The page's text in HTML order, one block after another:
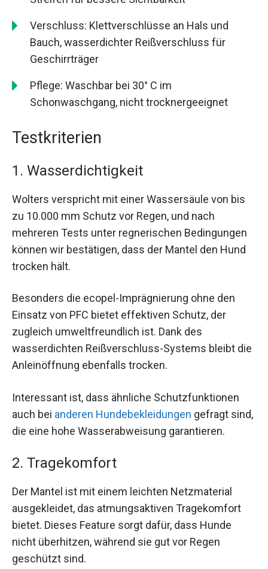
Verschluss: Klettverschlüsse an Hals und
Bauch, wasserdichter Reißverschluss für
Geschirrträger
Pflege: Waschbar bei 30° C im
Schonwaschgang, nicht trocknergeeignet
Testkriterien
1. Wasserdichtigkeit
Wolters verspricht mit einer Wassersäule von bis
zu 10.000 mm Schutz vor Regen, und nach
mehreren Tests unter regnerischen Bedingungen
können wir bestätigen, dass der Mantel den Hund
trocken hält.
Besonders die ecopel-Imprägnierung ohne den
Einsatz von PFC bietet effektiven Schutz, der
zugleich umweltfreundlich ist. Dank des
wasserdichten Reißverschluss-Systems bleibt die
Anleinöffnung ebenfalls trocken.
Interessant ist, dass ähnliche Schutzfunktionen
auch bei anderen Hundebekleidungen gefragt sind,
die eine hohe Wasserabweisung garantieren.
2. Tragekomfort
Der Mantel ist mit einem leichten Netzmaterial
ausgekleidet, das atmungsaktiven Tragekomfort
bietet. Dieses Feature sorgt dafür, dass Hunde
nicht überhitzen, während sie gut vor Regen
geschützt sind.